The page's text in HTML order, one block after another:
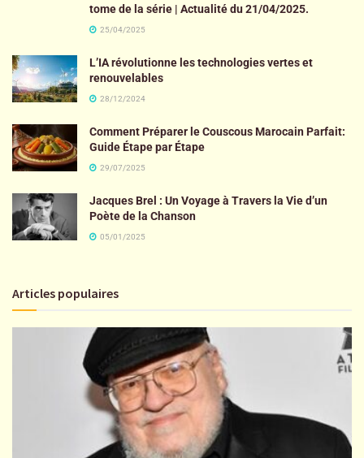
tome de la série | Actualité du 21/04/2025.
25/04/2025
L’IA révolutionne les technologies vertes et
renouvelables
28/12/2024
Comment Préparer le Couscous Marocain Parfait:
Guide Étape par Étape
29/07/2025
Jacques Brel : Un Voyage à Travers la Vie d’un
Poète de la Chanson
05/01/2025
Articles populaires